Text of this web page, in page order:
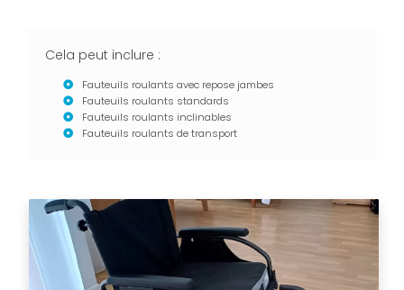
Cela peut inclure :
Fauteuils roulants avec repose jambes
Fauteuils roulants standards
Fauteuils roulants inclinables
Fauteuils roulants de transport